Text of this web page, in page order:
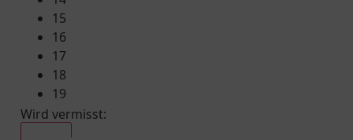
15
16
17
18
19
Wird vermisst: